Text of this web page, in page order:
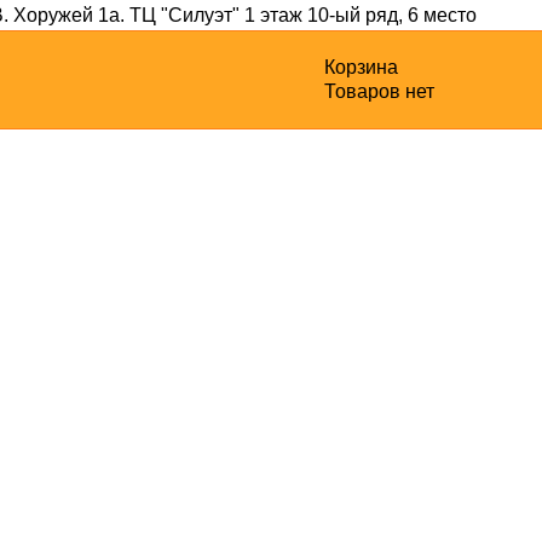
Хоружей 1а. ТЦ "Силуэт" 1 этаж 10-ый ряд, 6 место
Корзина
Товаров нет